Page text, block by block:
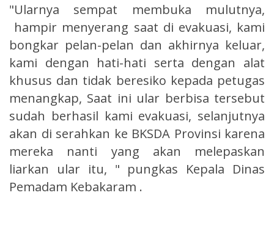
"Ularnya sempat membuka mulutnya,
hampir menyerang saat di evakuasi, kami
bongkar pelan-pelan dan akhirnya keluar,
kami dengan hati-hati serta dengan alat
khusus dan tidak beresiko kepada petugas
menangkap, Saat ini ular berbisa tersebut
sudah berhasil kami evakuasi, selanjutnya
akan di serahkan ke BKSDA Provinsi karena
mereka nanti yang akan melepaskan
liarkan ular itu, " pungkas Kepala Dinas
Pemadam Kebakaram .